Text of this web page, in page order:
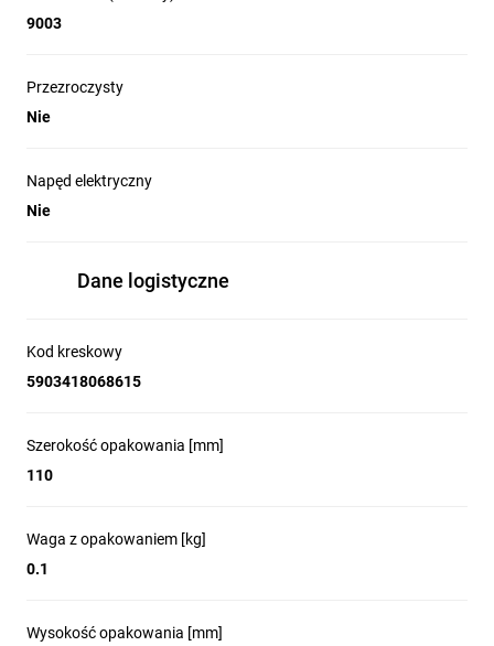
9003
Przezroczysty
Nie
Napęd elektryczny
Nie
Dane logistyczne
Kod kreskowy
5903418068615
Szerokość opakowania [mm]
110
Waga z opakowaniem [kg]
0.1
Wysokość opakowania [mm]